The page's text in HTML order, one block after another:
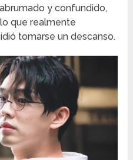
y confundido,
que realmente
tomarse un descanso.